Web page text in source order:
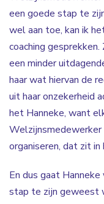
een goede stap te
wel aan toe, kan ik
coaching
een minder
haar wat hiervan de
uit haar onzekerheid
het Hanneke, want
organiseren, dat zit in
En dus gaat
stap te zijn geweest